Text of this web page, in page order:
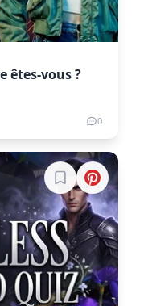
êtes-vous ?
0
Connectez-